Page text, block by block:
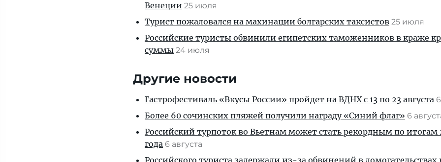
Венеции 25 июля
Турист пожаловался на махинации болгарских таксистов 25 июля
Российские туристы обвинили египетских таможенников в краже
суммы 24 июля
Другие новости
Гастрофестиваль «Вкусы России» пройдет на ВДНХ с 13 по 23 августа
Более 60 сочинских пляжей получили награду «Синий флаг» 6
Российский турпоток во Вьетнам может стать рекордным по итогам
года 6 августа
Российского туриста задержали из-за обвинений в